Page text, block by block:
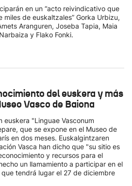
en un “acto reivindicativo que
miles de euskaltzales” Gorka Urbizu,
Aranguren, Joseba Tapia, Maia
y Flako Fonki.
del euskera y más
Vasco de Baiona
euskera "Linguae Vasconum
que se expone en el Museo de
en dos meses. Euskalgintzaren
Vasca han dicho que "su sitio es
y recursos para el
un llamamiento a participar en el
tendrá lugar el 27 de diciembre